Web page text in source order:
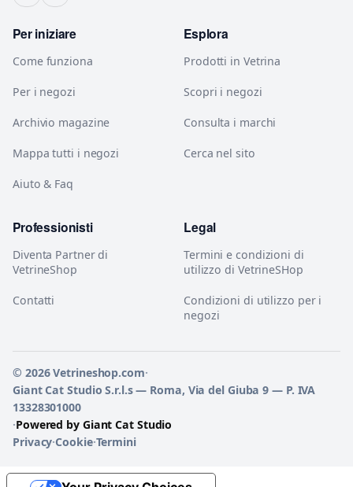
Per iniziare
Come funziona
Per i negozi
Archivio magazine
Mappa tutti i negozi
Aiuto & Faq
Esplora
Prodotti in Vetrina
Scopri i negozi
Consulta i marchi
Cerca nel sito
Professionisti
Diventa Partner di
VetrineShop
Contatti
Legal
Termini e condizioni di
utilizzo di VetrineSHop
Condizioni di utilizzo per i
negozi
© 2026 Vetrineshop.com·
Giant Cat Studio S.r.l.s — Roma, Via del Giuba 9 — P. IVA
13328301000
·Powered by Giant Cat Studio
Privacy·Cookie·Termini